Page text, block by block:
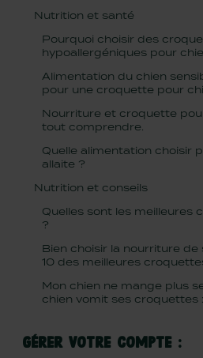
Nutrition et santé
Pourquoi choisir des
hypoallergéniques pour
Alimentation du chien
pour une croquette pour
Nourriture et croquette
tout comprendre.
Quelle alimentation choisir
allaite ?
Nutrition et conseils
Quelles sont les meilleures
?
Bien choisir la nourriture
10 des meilleures
Mon chien ne mange plus
chien vomit ses croquettes
GÉRER VOTRE COMPTE :